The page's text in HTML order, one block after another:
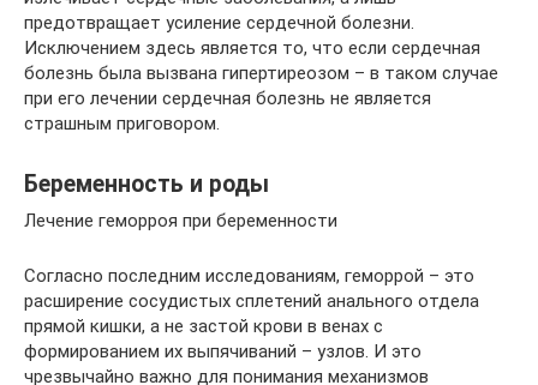
предотвращает усиление сердечной болезни.
Исключением здесь является то, что если сердечная
болезнь была вызвана гипертиреозом – в таком случае
при его лечении сердечная болезнь не является
страшным приговором.
Беременность и роды
Лечение геморроя при беременности
Согласно последним исследованиям, геморрой – это
расширение сосудистых сплетений анального отдела
прямой кишки, а не застой крови в венах с
формированием их выпячиваний – узлов. И это
чрезвычайно важно для понимания механизмов